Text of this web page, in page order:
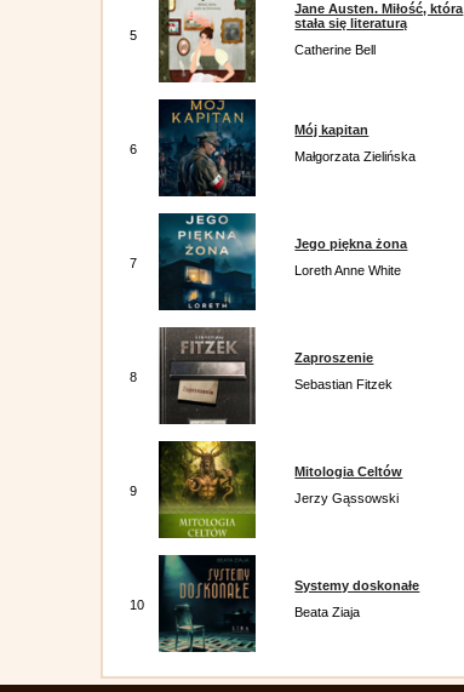
5
Jane Austen. Miłość, która
stała się literaturą
Catherine Bell
6
Mój kapitan
Małgorzata Zielińska
7
Jego piękna żona
Loreth Anne White
8
Zaproszenie
Sebastian Fitzek
9
Mitologia Celtów
Jerzy Gąssowski
10
Systemy doskonałe
Beata Ziaja